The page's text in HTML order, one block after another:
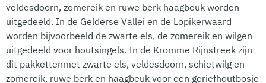
veldesdoorn, zomereik en ruwe berk haagbeuk worden
uitgedeeld. In de Gelderse Vallei en de Lopikerwaard
worden bijvoorbeeld de zwarte els, de zomereik en wilgen
uitgedeeld voor houtsingels. In de Kromme Rijnstreek zijn
dit pakkettenmet zwarte els, veldesdoorn, schietwilg en
zomereik, ruwe berk en haagbeuk voor een geriefhoutbosje